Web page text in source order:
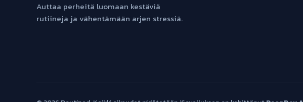
Auttaa perheitä luomaan kestäviä
rutiineja ja vähentämään arjen stressiä.